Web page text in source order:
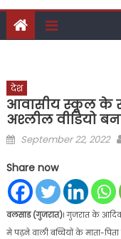
देश
आवासीय स्कूल के
अश्लील वीडियो
Posted
September 22, 2022
Share now
वलसाड (गुजरात)। गुजरात के
मे पढ़ने वाली बच्चियों के माता-